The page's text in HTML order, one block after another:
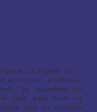
реши от първия сет -
на корта и на таблото.
бе предимно на
дава един блок на
зона не пласира